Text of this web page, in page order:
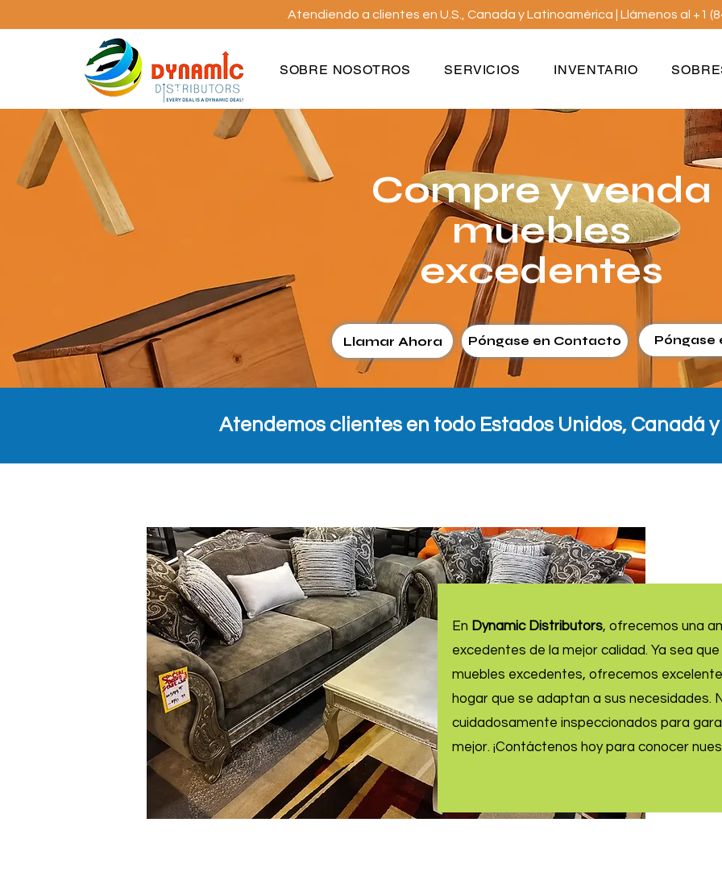
Atendiendo a clientes en U.S., Canada y Latinoamérica | Llámenos al +1
SOBRE NOSOTROS SERVICIOS INVENTARIO
Compre y venda
muebles
excedentes
Llamar Ahora Póngase en Contacto Póngase
Atendemos clientes en todo Estados Unidos, Canadá
En Dynamic Distributors, ofrecemos una
excedentes de la mejor calidad. Ya sea
muebles excedentes, ofrecemos
hogar que se adaptan a sus necesidades.
cuidadosamente inspeccionados para
mejor. ¡Contáctenos hoy para conocer